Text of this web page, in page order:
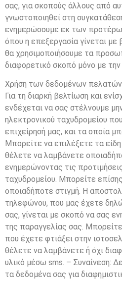
σας, για σκοπούς άλλους από
γνωστοποιηθεί στη
ενημερώσουμε εκ των
όπου η επεξεργασία γίνεται
θα χρησιμοποιήσουμε τα
διαφορετικό σκοπό μόνο με την
Χρήση των δεδομένων πελατών
Για τη διαρκή βελτίωση και
ενδέχεται να σας στέλνουμε
ηλεκτρονικού ταχυδρομείου
επιχείρησή μας, και τα οποία
Μπορείτε να επιλέξετε τα
θέλετε να λαμβάνετε
ενημερώνοντας τις
ταχυδρομείου. Μπορείτε
οποιαδήποτε στιγμή. Η
τηλεφώνου, που μας έχετε
σας, γίνεται με σκοπό να σας
της παραγγελίας σας.
που έχετε φτιάξει στην
θέλετε να λαμβάνετε ή όχι
υλικό μέσω sms. – Συναίνεση:
τα δεδομένα σας για